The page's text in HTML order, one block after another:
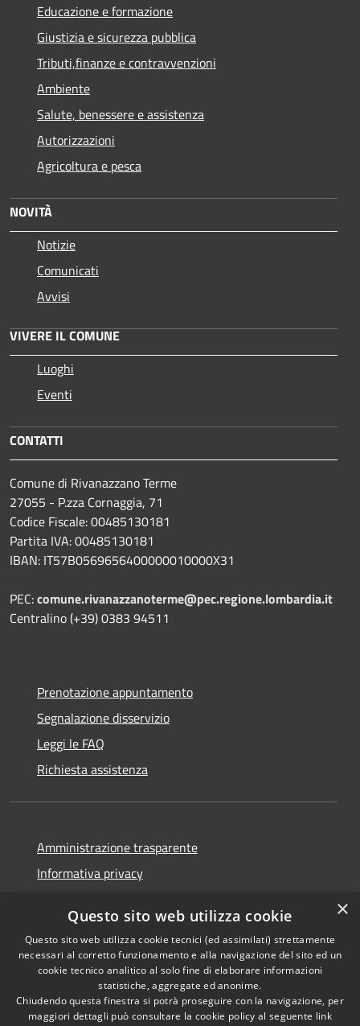
Educazione e formazione
Giustizia e sicurezza pubblica
Tributi,finanze e contravvenzioni
Ambiente
Salute, benessere e assistenza
Autorizzazioni
Agricoltura e pesca
NOVITÀ
Notizie
Comunicati
Avvisi
VIVERE IL COMUNE
Luoghi
Eventi
CONTATTI
Comune di Rivanazzano Terme
27055 - P.zza Cornaggia, 71
Codice Fiscale: 00485130181
Partita IVA: 00485130181
IBAN: IT57B0569656400000010000X31
PEC:comune.rivanazzanoterme@pec.regione.lombardia.it
Centralino (+39) 0383 94511
Prenotazione appuntamento
Segnalazione disservizio
Leggi le FAQ
Richiesta assistenza
Amministrazione trasparente
Informativa privacy
Dichiarazione di accessibilità
RSS
Copyright © 2026 • Comune di
×
Questo sito web utilizza cookie
Questo sito web utilizza cookie tecnici (ed assimilati) strettamente
necessari al corretto funzionamento e alla navigazione del sito ed un
cookie tecnico analitico al solo fine di elaborare informazioni
statistiche, aggregate ed anonime.
Chiudendo questa finestra si potrà proseguire con la navigazione, per
maggiori dettagli può consultare la cookie policy al seguente link